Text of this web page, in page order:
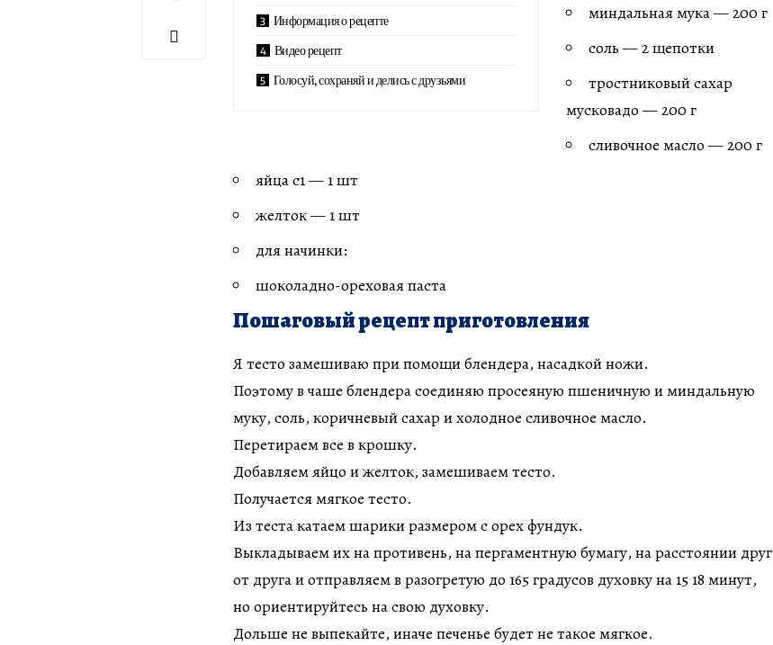
Информация о рецепте
Видео рецепт
Голосуй, сохраняй и делись с друзьями
миндальная мука — 200 г
соль — 2 щепотки
тростниковый сахар
мусковадо — 200 г
сливочное масло — 200 г
яйца с1 — 1 шт
желток — 1 шт
для начинки:
шоколадно-ореховая паста
Пошаговый рецепт приготовления
Я тесто замешиваю при помощи блендера, насадкой ножи.
Поэтому в чаше блендера соединяю просеяную пшеничную и миндальную
муку, соль, коричневый сахар и холодное сливочное масло.
Перетираем все в крошку.
Добавляем яйцо и желток, замешиваем тесто.
Получается мягкое тесто.
Из теста катаем шарики размером с орех фундук.
Выкладываем их на противень, на пергаментную бумагу, на расстоянии друг
от друга и отправляем в разогретую до 165 градусов духовку на 15 18 минут,
но ориентируйтесь на свою духовку.
Дольше не выпекайте, иначе печенье будет не такое мягкое.